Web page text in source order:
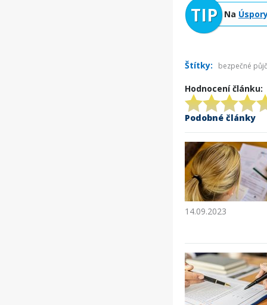
Na
Štítky: bezpečné
Hodnocení článku:
Podobné články
14.09.2023